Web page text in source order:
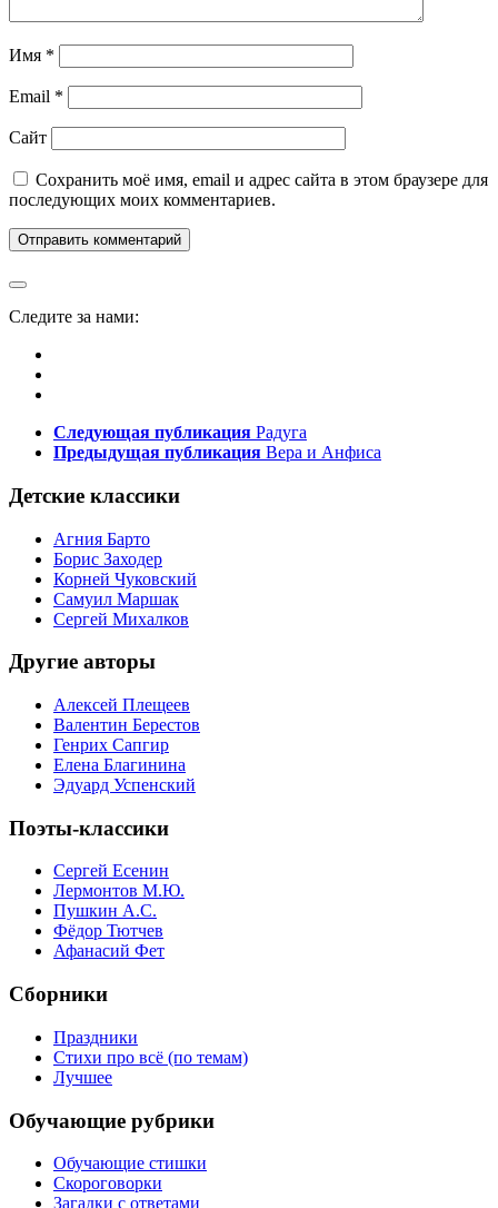
Имя *
Email *
Сайт
Сохранить моё имя, email и адрес сайта в этом браузере для
последующих моих комментариев.
Следите за нами:
Следующая публикация Радуга
Предыдущая публикация Вера и Анфиса
Детские классики
Агния Барто
Борис Заходер
Корней Чуковский
Самуил Маршак
Сергей Михалков
Другие авторы
Алексей Плещеев
Валентин Берестов
Генрих Сапгир
Елена Благинина
Эдуард Успенский
Поэты-классики
Сергей Есенин
Лермонтов М.Ю.
Пушкин А.С.
Фёдор Тютчев
Афанасий Фет
Сборники
Праздники
Стихи про всё (по темам)
Лучшее
Обучающие рубрики
Обучающие стишки
Скороговорки
Загадки с ответами